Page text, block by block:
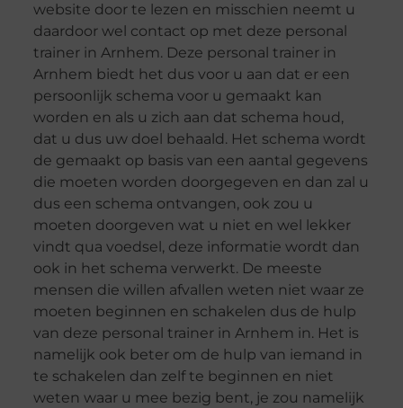
website door te lezen en misschien neemt u
daardoor wel contact op met deze personal
trainer in Arnhem. Deze personal trainer in
Arnhem biedt het dus voor u aan dat er een
persoonlijk schema voor u gemaakt kan
worden en als u zich aan dat schema houd,
dat u dus uw doel behaald. Het schema wordt
de gemaakt op basis van een aantal gegevens
die moeten worden doorgegeven en dan zal u
dus een schema ontvangen, ook zou u
moeten doorgeven wat u niet en wel lekker
vindt qua voedsel, deze informatie wordt dan
ook in het schema verwerkt. De meeste
mensen die willen afvallen weten niet waar ze
moeten beginnen en schakelen dus de hulp
van deze personal trainer in Arnhem in. Het is
namelijk ook beter om de hulp van iemand in
te schakelen dan zelf te beginnen en niet
weten waar u mee bezig bent, je zou namelijk